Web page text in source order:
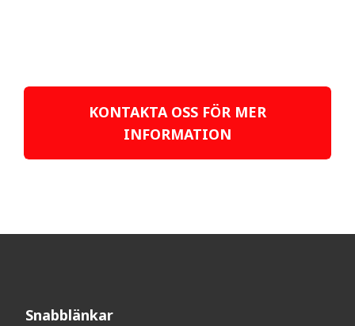
KONTAKTA OSS FÖR MER
INFORMATION
Snabblänkar​​​​​​​